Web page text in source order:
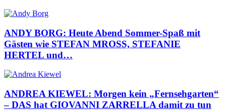
ANDY BORG: Heute Abend Sommer-Spaß mit
Gästen wie STEFAN MROSS, STEFANIE
HERTEL und…
ANDREA KIEWEL: Morgen kein „Fernsehgarten“
– DAS hat GIOVANNI ZARRELLA damit zu tun